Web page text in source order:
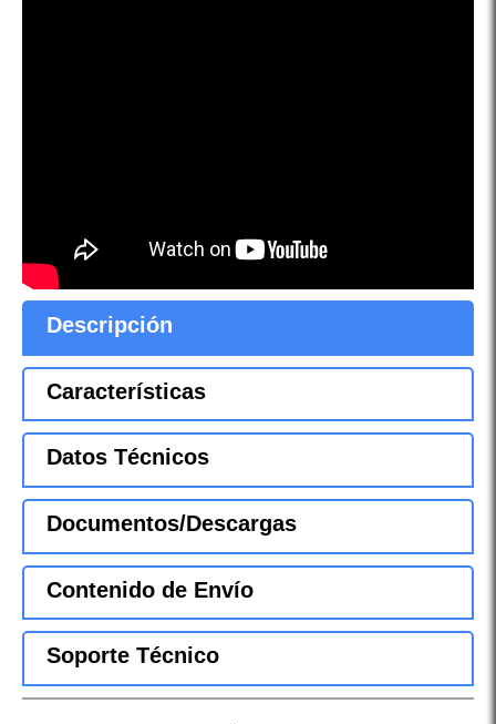
Descripción
Características
Datos Técnicos
Documentos/Descargas
Contenido de Envío
Soporte Técnico